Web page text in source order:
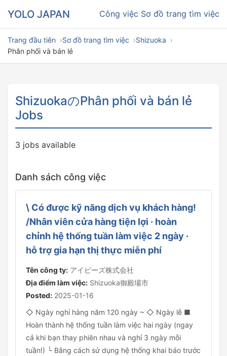
YOLO JAPAN Công việc Sơ đồ trang tìm việc
Trang đầu tiên Sơ đồ trang tìm việc
Shizuoka
Phân phối và bán lẻ
ShizuokaのPhân phối và bán lẻ
Jobs
3 jobs available
Danh sách công việc
\ Có được kỹ năng dịch vụ khách hàng!
/Nhân viên cửa hàng tiện lợi · hoàn
chỉnh hệ thống tuần làm việc 2 ngày ·
hỗ trợ gia hạn thị thực miễn phí
Tên công ty: アイビーズ株式会社
Địa điểm làm việc: Shizuoka御殿場市
Posted: 2025-01-16
◇ Ngày nghỉ hàng năm 120 ngày ~ ◇ Ngày lễ ■
Hoàn thành hệ thống tuần làm việc hai ngày (ngay
cả khi bạn thay phiên nhau và nghỉ 3 ngày mỗi
tuần!) └ Bằng cách sử dụng hệ thống khai báo trước